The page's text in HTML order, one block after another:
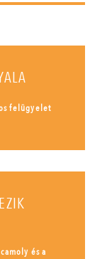
felügyelet
és a